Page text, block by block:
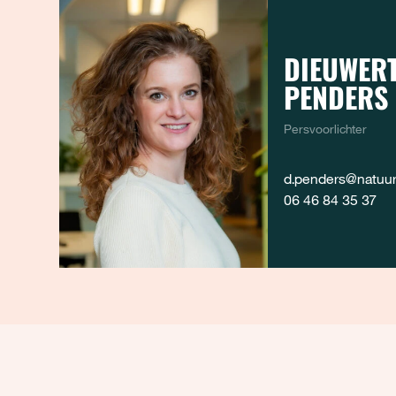
PENDERS
Persvoorlichter
06 46 84 35 37